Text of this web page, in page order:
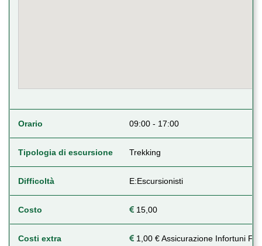
Orario 09:00 - 17:00
Tipologia di escursione Trekking
Difficoltà E:Escursionisti
Costo 15,00
Costi extra 1,00 € Assicurazione Infortuni